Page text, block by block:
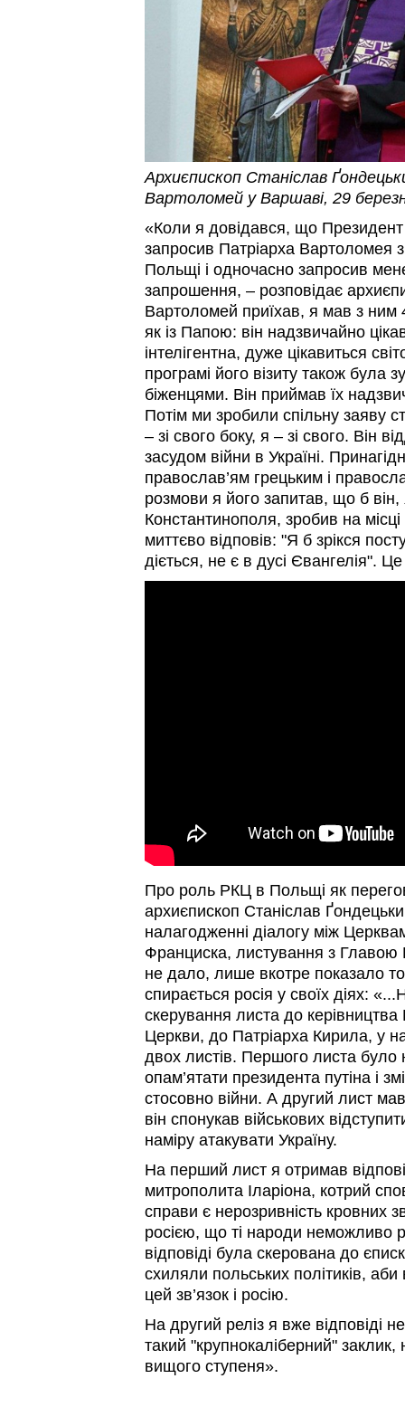
Архиєпископ Станіслав
Вартоломей у Варшаві, 29
«Коли я довідався, що
запросив Патріарха Вартоломея
Польщі і одночасно запросив
запрошення, – розповідає
Вартоломей приїхав, я мав з ним
як із Папою: він надзвичайно
інтелігентна, дуже цікавиться
програмі його візиту також була
біженцями. Він приймав їх
Потім ми зробили спільну заяву
– зі свого боку, я – зі свого. Він
засудом війни в Україні.
православ’ям грецьким і
розмови я його запитав, що б він,
Константинополя, зробив на
миттєво відповів: "Я б зрікся
діється, не є в дусі Євангелія".
Про роль РКЦ в Польщі як
архиєпископ Станіслав
налагодженні діалогу між
Франциска, листування з Главою
не дало, лише вкотре показало
спирається росія у своїх діях:
скерування листа до керівництва
Церкви, до Патріарха Кирила, у
двох листів. Першого листа було
опам’ятати президента путіна і
стосовно війни. А другий лист
він спонукав військових
наміру атакувати Україну.
На перший лист я отримав
митрополита Іларіона, котрий
справи є нерозривність кровних
росією, що ті народи неможливо
відповіді була скерована до
схиляли польських політиків,
цей зв’язок і росію.
На другий реліз я вже відповіді
такий "крупнокаліберний"
вищого ступеня».